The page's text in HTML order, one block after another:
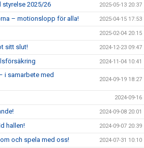
2025/26 2025-05-13 20:37
– motionslopp för alla! 2025-04-15 17:53
2025-02-04 20:15
sitt slut! 2024-12-23 09:47
2024-11-04 10:41
i samarbete med
2024-09-19 18:27
2024-09-16
2024-09-08 20:01
hallen! 2024-09-07 20:39
och spela med oss! 2024-07-31 10:10